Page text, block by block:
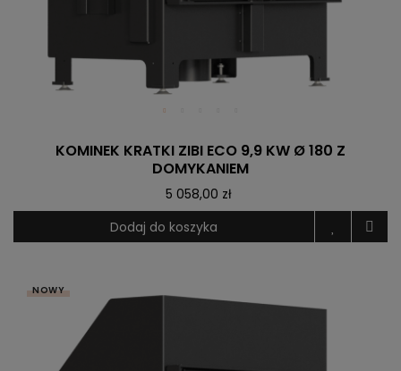
KOMINEK KRATKI ZIBI ECO 9,9 KW Ø 180 Z
DOMYKANIEM
5 058,00 zł
Dodaj do koszyka
NOWY